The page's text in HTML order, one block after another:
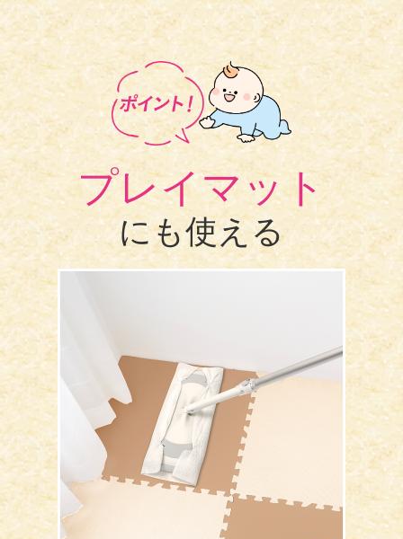
プレイマット
にも使える